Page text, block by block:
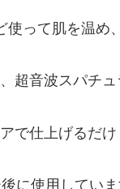
使って肌を温め
超音波スパチ
で仕上げるだけ
に使用してい